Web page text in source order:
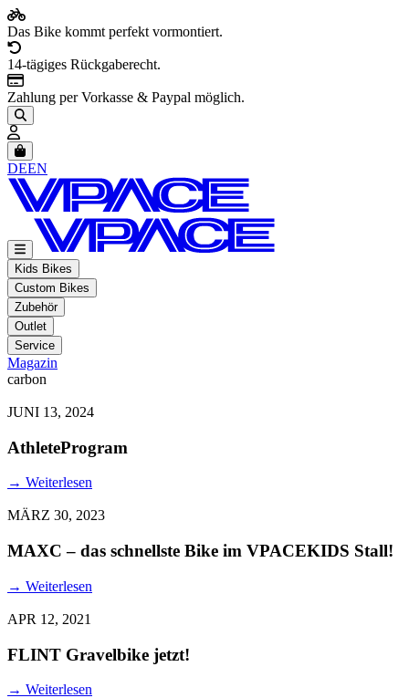
Das Bike kommt perfekt vormontiert.
14-tägiges Rückgaberecht.
Zahlung per Vorkasse & Paypal möglich.
Artikel im Warenkorb, Warenkorb anzeigen
DEEN
Kids Bikes
Custom Bikes
Zubehör
Outlet
Service
Magazin
carbon
JUNI 13, 2024
AthleteProgram
→ Weiterlesen
MÄRZ 30, 2023
MAXC – das schnellste Bike im VPACEKIDS Stall!
→ Weiterlesen
APR 12, 2021
FLINT Gravelbike jetzt!
→ Weiterlesen